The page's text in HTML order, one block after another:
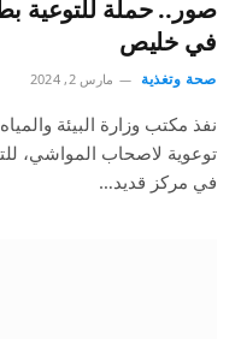
صور.. حملة للتوعية
في خليص
صحة وتغذية مارس 2, 2024
نفذ مكتب وزارة البيئة
توعوية لاصحاب المواشي،
في مركز قديد…